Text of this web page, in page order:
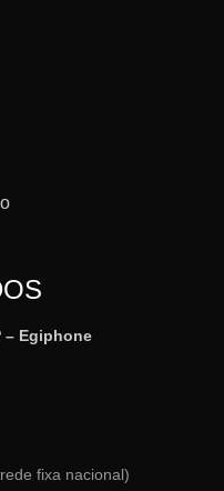
– Egiphone
fixa nacional)